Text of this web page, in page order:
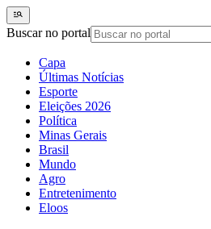
Buscar no portal
Capa
Últimas Notícias
Esporte
Eleições 2026
Política
Minas Gerais
Brasil
Mundo
Agro
Entretenimento
Eloos